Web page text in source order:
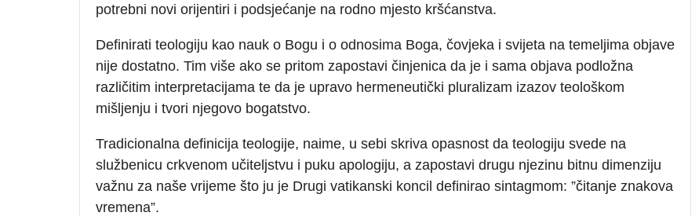
potrebni novi orijentiri i podsjećanje na rodno mjesto kršćanstva.
Definirati teologiju kao nauk o Bogu i o odnosima Boga, čovjeka i svijeta na temeljima objave
nije dostatno. Tim više ako se pritom zapostavi činjenica da je i sama objava podložna
različitim interpretacijama te da je upravo hermeneutički pluralizam izazov teološkom
mišljenju i tvori njegovo bogatstvo.
Tradicionalna definicija teologije, naime, u sebi skriva opasnost da teologiju svede na
službenicu crkvenom učiteljstvu i puku apologiju, a zapostavi drugu njezinu bitnu dimenziju
važnu za naše vrijeme što ju je Drugi vatikanski koncil definirao sintagmom: ”čitanje znakova
vremena”.